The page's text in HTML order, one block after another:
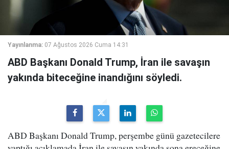
Yayınlanma: 07 Ağustos 2026 Cuma 14:31
ABD Başkanı Donald Trump, İran ile savaşın
yakında biteceğine inandığını söyledi.
ABD Başkanı Donald Trump, perşembe günü gazetecilere